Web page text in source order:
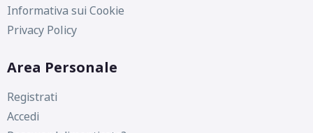
Informativa sui Cookie
Privacy Policy
Area Personale
Registrati
Accedi